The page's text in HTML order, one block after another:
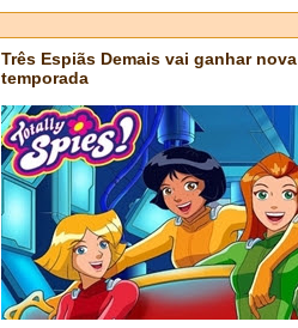
Três Espiãs Demais vai ganhar nova
temporada